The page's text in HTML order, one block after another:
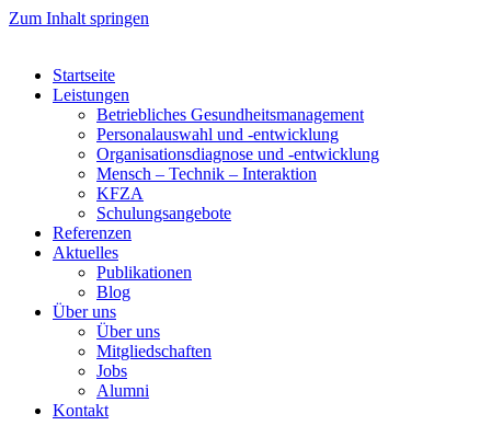
Zum Inhalt springen
Startseite
Leistungen
Betriebliches Gesundheitsmanagement
Personalauswahl und -entwicklung
Organisationsdiagnose und -entwicklung
Mensch – Technik – Interaktion
KFZA
Schulungsangebote
Referenzen
Aktuelles
Publikationen
Blog
Über uns
Über uns
Mitgliedschaften
Jobs
Alumni
Kontakt